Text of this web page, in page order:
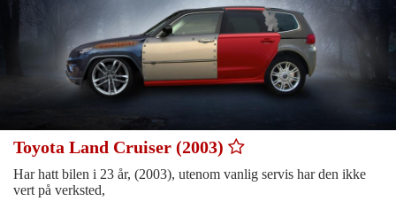
Toyota Land Cruiser (2003)
Har hatt bilen i 23 år, (2003), utenom vanlig servis har den ikke
vert på verksted,